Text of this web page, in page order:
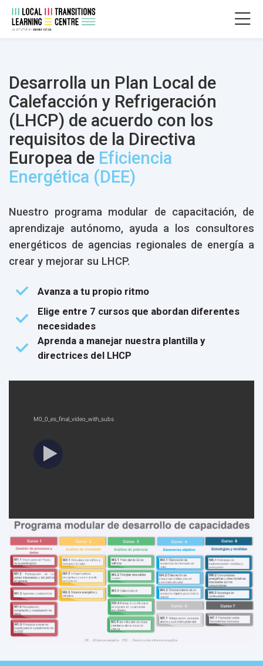
Skip to navigation
Skip to login form
Salta al contenido principal
Skip to accessibility options
Skip to footer
Skip accessibility options
Cursos
Fossil free cities
ESCALATE
ESCALATE LEARNING PROGRAMME
Desarrolla un Plan Local de
Calefacción y Refrigeración
(LHCP) de acuerdo con los
requisitos de la Directiva
Europea de Eficiencia
Energética (DEE)
Nuestro programa modular de capacitación, de
aprendizaje autónomo, ayuda a los consultores
energéticos de agencias regionales de energía a
crear y mejorar su LHCP.
Avanza a tu propio ritmo
Elige entre 7 cursos que abordan diferentes
necesidades
Aprenda a manejar nuestra plantilla y
directrices del LHCP